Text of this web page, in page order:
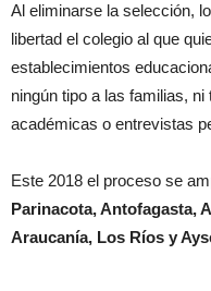
Al eliminarse la selección,
libertad el colegio al que
establecimientos
ningún tipo a las familias,
académicas o entrevistas
Este 2018 el proceso se
Parinacota, Antofagasta,
Araucanía, Los Ríos y